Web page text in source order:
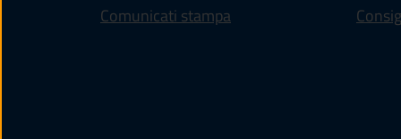
Comunicati stampa